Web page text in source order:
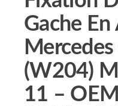
Gache En
(W204)
11 –